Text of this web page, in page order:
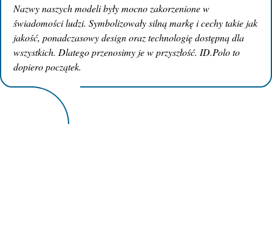
Nazwy naszych modeli były mocno zakorzenione w
świadomości ludzi. Symbolizowały silną markę i cechy takie jak
jakość, ponadczasowy design oraz technologię dostępną dla
wszystkich. Dlatego przenosimy je w przyszłość. ID.Polo to
dopiero początek.